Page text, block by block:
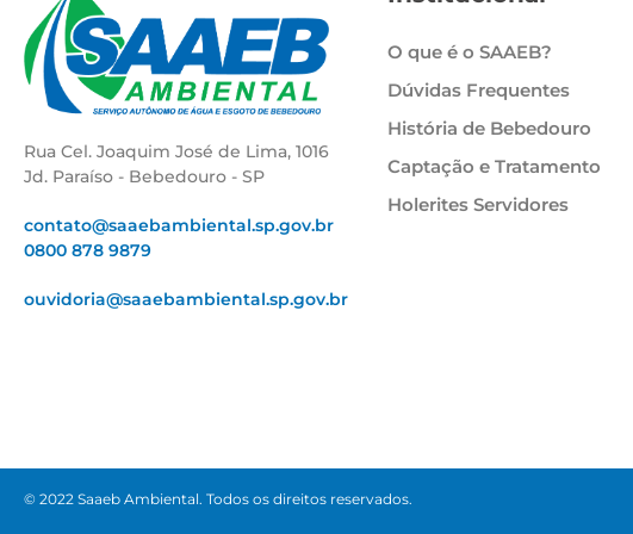
Rua Cel. Joaquim José de Lima, 1016
Jd. Paraíso - Bebedouro - SP
contato@saaebambiental.sp.gov.br
0800 878 9879
ouvidoria@saaebambiental.sp.gov.br
O que é o SAAEB?
Dúvidas Frequentes
História de Bebedouro
Captação e Tratamento
Holerites Servidores
© 2022 Saaeb Ambiental. Todos os direitos reservados.